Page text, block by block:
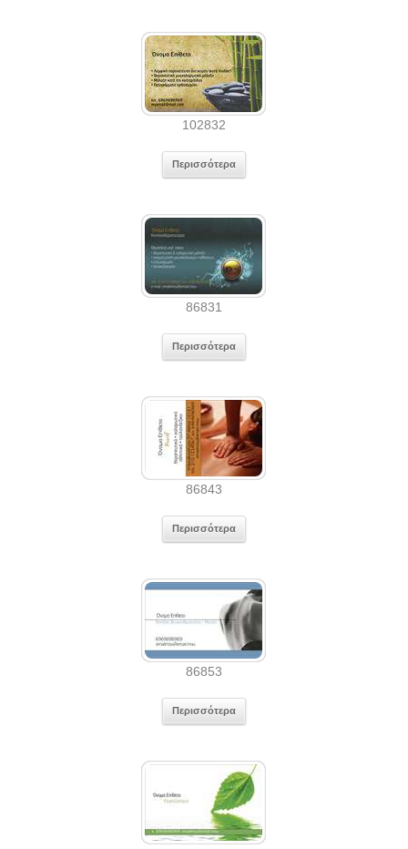
102832
Περισσότερα
86831
Περισσότερα
86843
Περισσότερα
86853
Περισσότερα